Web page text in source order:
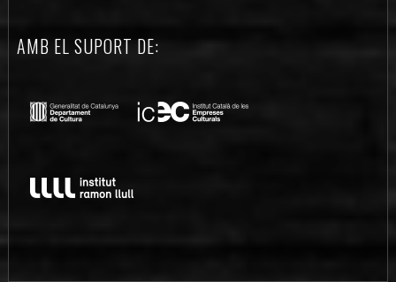
AMB EL SUPORT DE: